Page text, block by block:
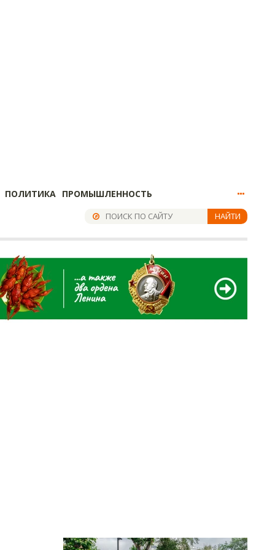
ПОЛИТИКА ПРОМЫШЛЕННОСТЬ
НАЙТИ